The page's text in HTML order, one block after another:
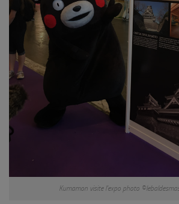
Kumamon visite l’expo photo